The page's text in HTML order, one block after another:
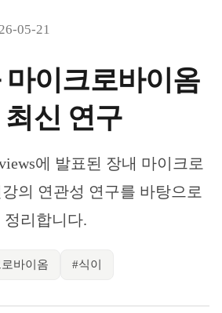
05-21
마이크로바이옴
신 연구
에 발표된 장내 마이크로
의 연관성 연구를 바탕으로
정리합니다.
바이옴 #식이